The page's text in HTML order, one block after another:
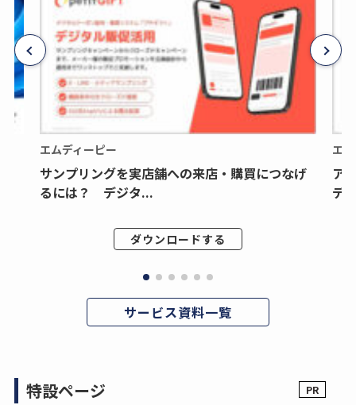
エムディーピー
サンプリングを実店舗への来店・購買につなげ
るには？ デジタ...
ダウンロードする
エ
ア
デ
サービス資料一覧
特設ページ